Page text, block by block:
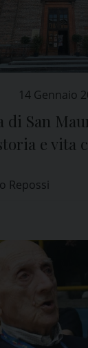
14 Gennaio
di San
e vita
Repossi